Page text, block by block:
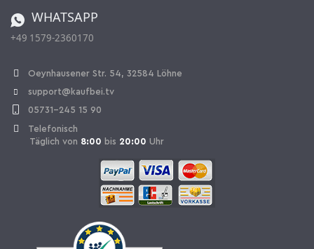
Vertrag widerrufen
WHATSAPP
+49 1579-2360170
Oeynhausener Str. 54, 32584 Löhne
support@kaufbei.tv
05731-245 15 90
Telefonisch
Täglich von 8:00 bis 20:00 Uhr